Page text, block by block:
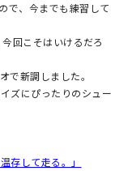
で、今までも練習して
回こそはいけるだろ
で新調しました。
ズにぴったりのシュー
存して走る。」